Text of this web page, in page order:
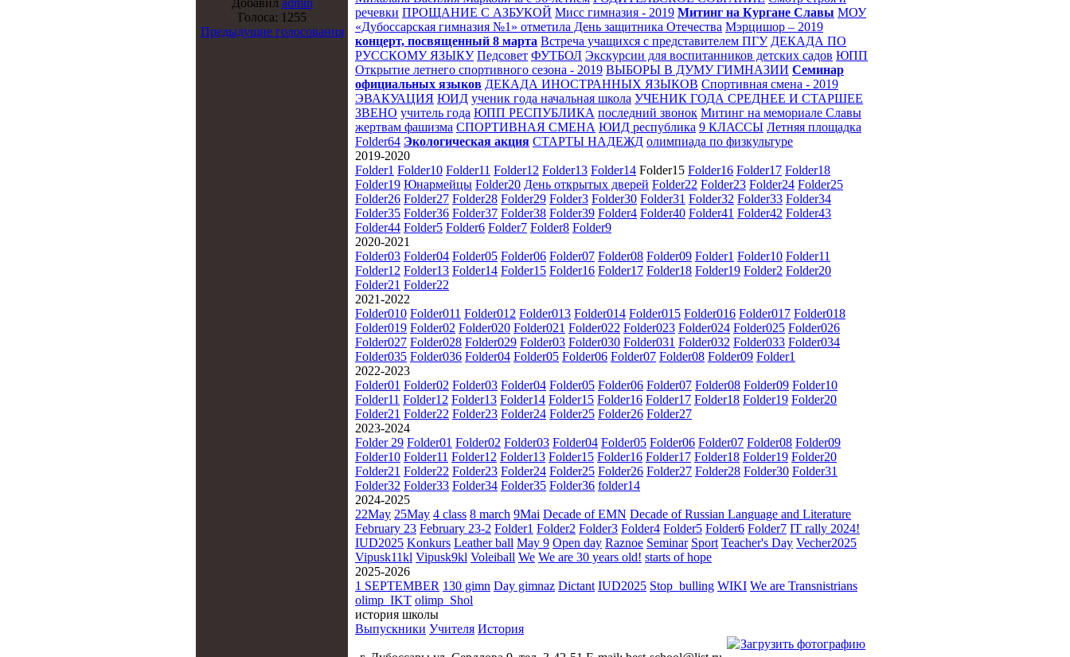
Добавил admin
Голоса: 1255
Предыдущие голосования
речевки ПРОЩАНИЕ С АЗБУКОЙ Мисс гимназия - 2019 Митинг на Кургане Славы МОУ
«Дубоссарская гимназия №1» отметила День защитника Отечества Мэрцишор – 2019
концерт, посвященный 8 марта Встреча учащихся с представителем ПГУ ДЕКАДА ПО
РУССКОМУ ЯЗЫКУ Педсовет ФУТБОЛ Экскурсии для воспитанников детских садов ЮПП
Открытие летнего спортивного сезона - 2019 ВЫБОРЫ В ДУМУ ГИМНАЗИИ Семинар
официальных языков ДЕКАДА ИНОСТРАННЫХ ЯЗЫКОВ Спортивная смена - 2019
ЭВАКУАЦИЯ ЮИД ученик года начальная школа УЧЕНИК ГОДА СРЕДНЕЕ И СТАРШЕЕ
ЗВЕНО учитель года ЮПП РЕСПУБЛИКА последний звонок Митинг на мемориале Славы
жертвам фашизма СПОРТИВНАЯ СМЕНА ЮИД республика 9 КЛАССЫ Летняя площадка
Folder64 Экологическая акция СТАРТЫ НАДЕЖД олимпиада по физкультуре
2019-2020
Folder1 Folder10 Folder11 Folder12 Folder13 Folder14 Folder15 Folder16 Folder17 Folder18
Folder19 Юнармейцы Folder20 День открытых дверей Folder22 Folder23 Folder24 Folder25
Folder26 Folder27 Folder28 Folder29 Folder3 Folder30 Folder31 Folder32 Folder33 Folder34
Folder35 Folder36 Folder37 Folder38 Folder39 Folder4 Folder40 Folder41 Folder42 Folder43
Folder44 Folder5 Folder6 Folder7 Folder8 Folder9
2020-2021
Folder03 Folder04 Folder05 Folder06 Folder07 Folder08 Folder09 Folder1 Folder10 Folder11
Folder12 Folder13 Folder14 Folder15 Folder16 Folder17 Folder18 Folder19 Folder2 Folder20
Folder21 Folder22
2021-2022
Folder010 Folder011 Folder012 Folder013 Folder014 Folder015 Folder016 Folder017 Folder018
Folder019 Folder02 Folder020 Folder021 Folder022 Folder023 Folder024 Folder025 Folder026
Folder027 Folder028 Folder029 Folder03 Folder030 Folder031 Folder032 Folder033 Folder034
Folder035 Folder036 Folder04 Folder05 Folder06 Folder07 Folder08 Folder09 Folder1
2022-2023
Folder01 Folder02 Folder03 Folder04 Folder05 Folder06 Folder07 Folder08 Folder09 Folder10
Folder11 Folder12 Folder13 Folder14 Folder15 Folder16 Folder17 Folder18 Folder19 Folder20
Folder21 Folder22 Folder23 Folder24 Folder25 Folder26 Folder27
2023-2024
Folder 29 Folder01 Folder02 Folder03 Folder04 Folder05 Folder06 Folder07 Folder08 Folder09
Folder10 Folder11 Folder12 Folder13 Folder15 Folder16 Folder17 Folder18 Folder19 Folder20
Folder21 Folder22 Folder23 Folder24 Folder25 Folder26 Folder27 Folder28 Folder30 Folder31
Folder32 Folder33 Folder34 Folder35 Folder36 folder14
2024-2025
22May 25May 4 class 8 march 9Mai Decade of EMN Decade of Russian Language and Literature
February 23 February 23-2 Folder1 Folder2 Folder3 Folder4 Folder5 Folder6 Folder7 IT rally 2024!
IUD2025 Konkurs Leather ball May 9 Open day Raznoe Seminar Sport Teacher's Day Vecher2025
Vipusk11kl Vipusk9kl Voleiball We We are 30 years old! starts of hope
2025-2026
1 SEPTEMBER 130 gimn Day gimnaz Dictant IUD2025 Stop_bulling WIKI We are Transnistrians
olimp_IKT olimp_Shol
история школы
Выпускники Учителя История
Загрузить фотографию